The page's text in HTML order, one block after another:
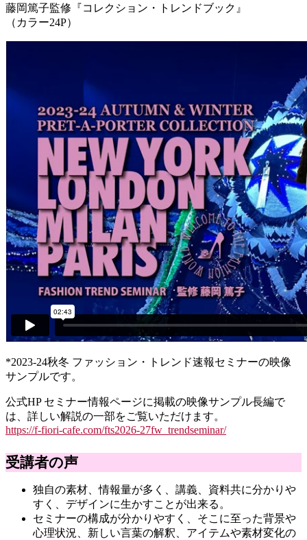
藤岡篤子監修『コレクション・トレンドブック』
（カラー24P）
*2023-24秋冬 ファッション・トレンド速報セミナーの映像
サンプルです。
公式HP セミナー情報ページに掲載の映像サンプル長編で
は、詳しい解説の一部をご覧いただけます。
https://f-fiori-cafe.com/fts2026-27fw_trendseminar/
受講者の声
独自の素材、情報量が多く、講義、資料共に分かりや
すく、デザインに生かすことが出来る。
セミナーの構成が分かりやすく、そこに至った背景や
心理状況、新しい言葉の解釈、アイテムや素材変化の